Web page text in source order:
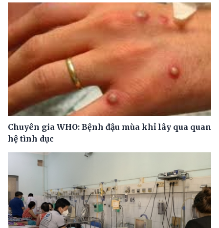
Chuyên gia WHO: Bệnh đậu mùa khỉ lây qua quan
hệ tình dục